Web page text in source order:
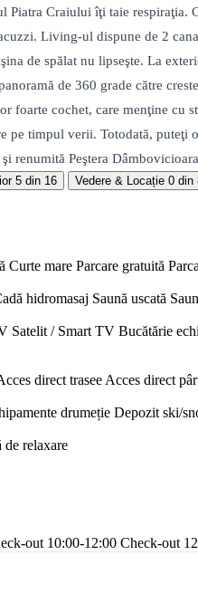
Craiului îţi taie
Living-ul dispune de 2
de spălat nu lipseşte. La
de 360 grade către
cochet, care menţine cu
timpul verii. Totodată,
renumită Peştera
5 din 16 Vedere & Locație 0 din
Curte mare Parcare gratuită
hidromasaj Saună uscată
Satelit / Smart TV Bucătărie
direct trasee Acces direct
drumeție Depozit ski/
de relaxare
out 10:00-12:00 Check-out